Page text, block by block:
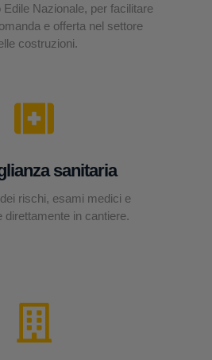
Nazionale, per facilitare
e offerta nel settore
costruzioni.
sanitaria
rischi, esami medici e
direttamente in cantiere.